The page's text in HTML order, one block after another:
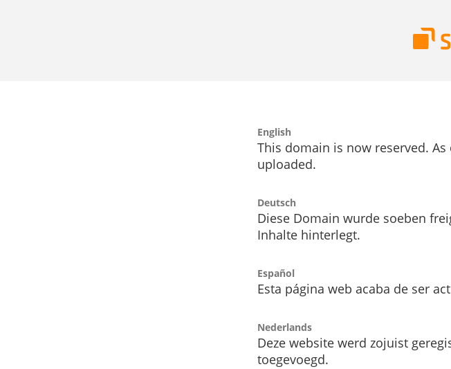
English
This domain is now reserved.
uploaded.
Deutsch
Diese Domain wurde soeben
Inhalte hinterlegt.
Español
Esta página web acaba de ser
Nederlands
Deze website werd zojuist
toegevoegd.